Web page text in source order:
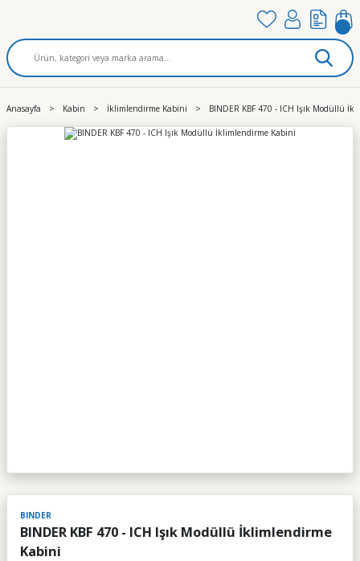
Anasayfa Kabin İklimlendirme Kabini BINDER KBF 470 - ICH Işık Modüllü
BINDER
BINDER KBF 470 - ICH Işık Modüllü İklimlendirme
Kabini